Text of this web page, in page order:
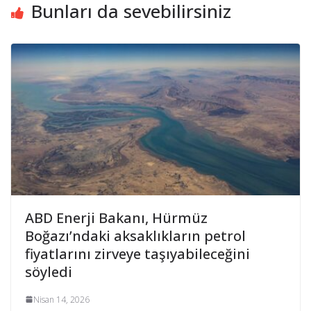
Bunları da sevebilirsiniz
ABD Enerji Bakanı, Hürmüz
Boğazı’ndaki aksaklıkların petrol
fiyatlarını zirveye taşıyabileceğini
söyledi
Nisan 14, 2026